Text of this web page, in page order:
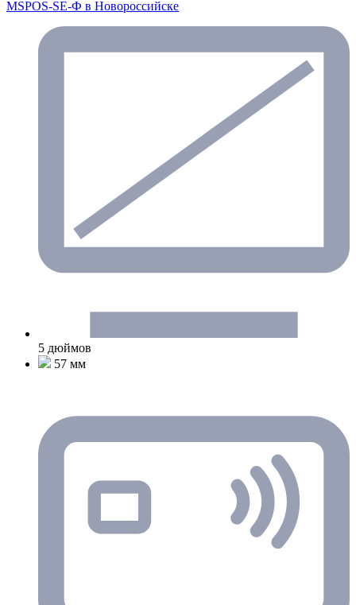
MSPOS-SE-Ф в Новороссийске
5 дюймов
57 мм